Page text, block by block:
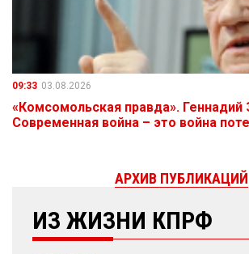
ИЗ ЖИЗНИ КПРФ
09:33 03.08.2026
«Комсомольская правда». Геннадий
Современная война – это война
АРХИВ ПУБЛИКАЦИЙ